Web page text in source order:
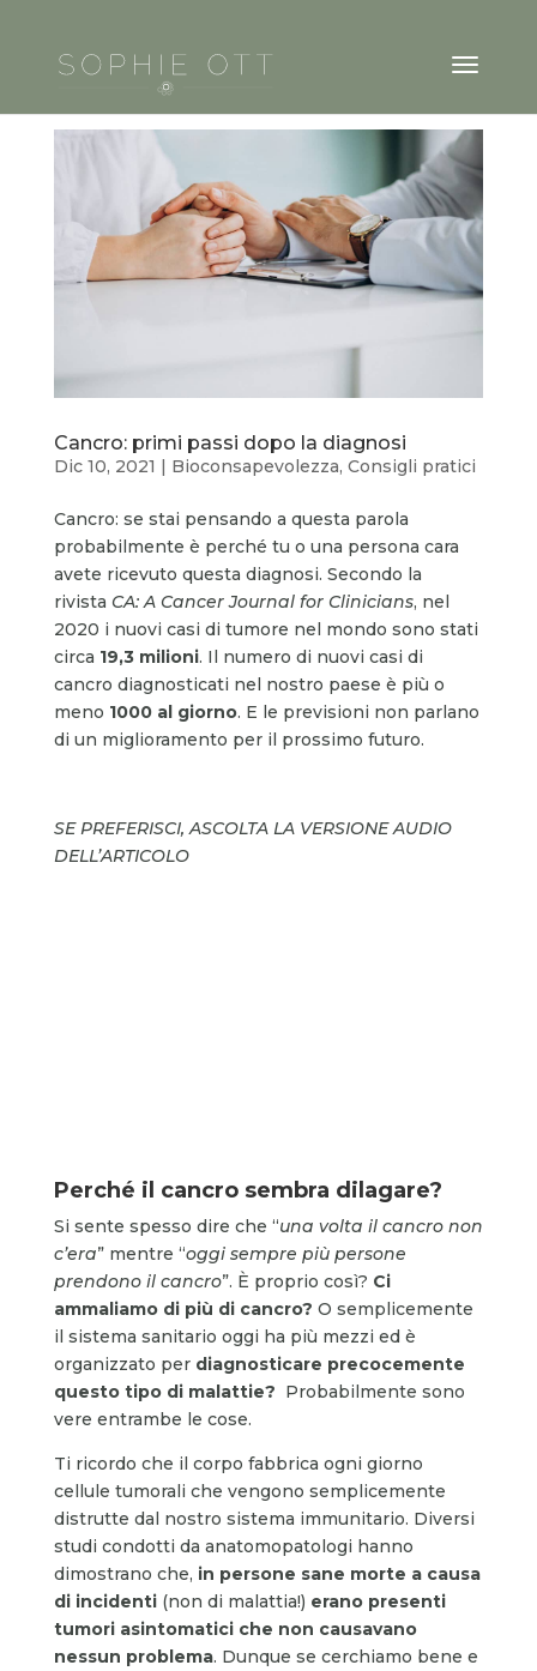
Cancro: primi passi dopo la diagnosi
Dic 10, 2021 | Bioconsapevolezza, Consigli pratici
Cancro: se stai pensando a questa parola
probabilmente è perché tu o una persona cara
avete ricevuto questa diagnosi. Secondo la
rivista CA: A Cancer Journal for Clinicians, nel
2020 i nuovi casi di tumore nel mondo sono stati
circa 19,3 milioni. Il numero di nuovi casi di
cancro diagnosticati nel nostro paese è più o
meno 1000 al giorno. E le previsioni non parlano
di un miglioramento per il prossimo futuro.
SE PREFERISCI, ASCOLTA LA VERSIONE AUDIO
DELL’ARTICOLO
Perché il cancro sembra dilagare?
Si sente spesso dire che “una volta il cancro non
c’era” mentre “oggi sempre più persone
prendono il cancro”. È proprio così? Ci
ammaliamo di più di cancro? O semplicemente
il sistema sanitario oggi ha più mezzi ed è
organizzato per diagnosticare precocemente
questo tipo di malattie? Probabilmente sono
vere entrambe le cose.
Ti ricordo che il corpo fabbrica ogni giorno
cellule tumorali che vengono semplicemente
distrutte dal nostro sistema immunitario. Diversi
studi condotti da anatomopatologi hanno
dimostrano che, in persone sane morte a causa
di incidenti(non di malattia!) erano presenti
tumori asintomatici che non causavano
nessun problema. Dunque se cerchiamo bene e